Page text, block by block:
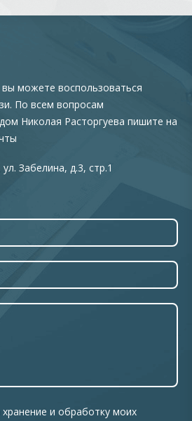
можете воспользоваться
По всем вопросам
Николая Расторгуева пишите на
Забелина, д.3, стр.1
и обработку моих